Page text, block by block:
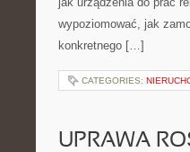
wypoziomować, jak
konkretnego […]
CATEGORIES:
UPRAWA